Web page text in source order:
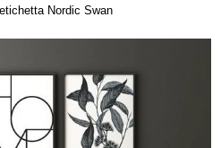
Nordic Swan